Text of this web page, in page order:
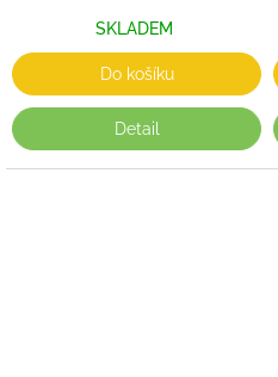
SKLADEM
Do košíku
Detail